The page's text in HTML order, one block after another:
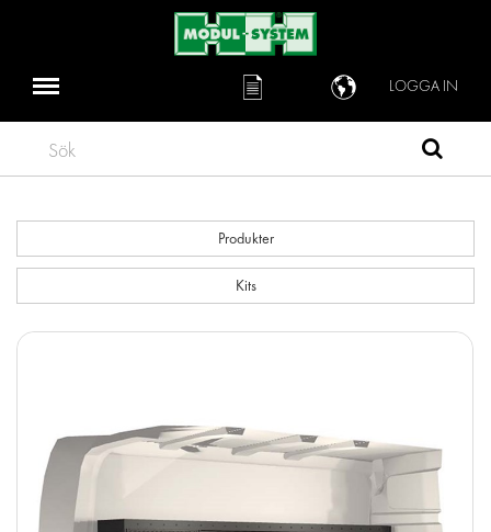
LOGGA IN
Sök
Produkter
Kits